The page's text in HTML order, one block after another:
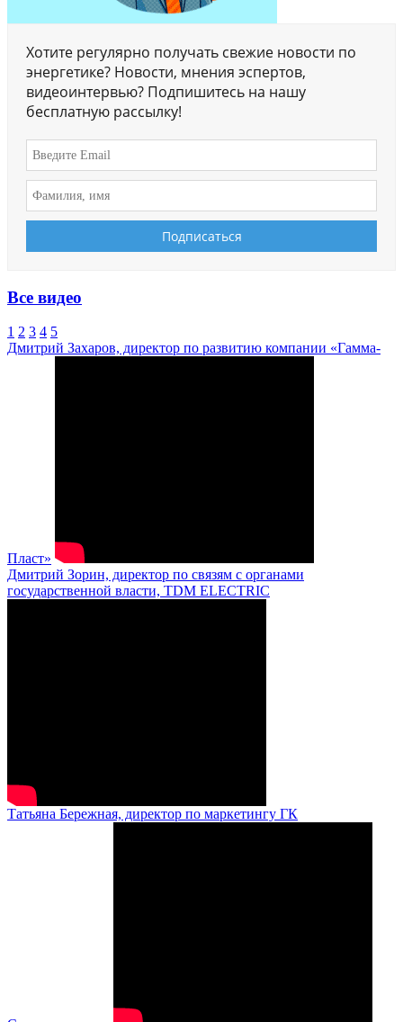
Хотите регулярно получать свежие новости по
энергетике? Новости, мнения эспертов,
видеоинтервью? Подпишитесь на нашу
бесплатную рассылку!
Все видео
1 2 3 4 5
Дмитрий Захаров, директор по развитию компании «Гамма-
Пласт»
Дмитрий Зорин, директор по связям с органами
государственной власти, TDM ELECTRIC
Татьяна Бережная, директор по маркетингу ГК